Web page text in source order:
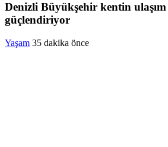
Denizli Büyükşehir kentin ulaşım
güçlendiriyor
Yaşam 35 dakika önce